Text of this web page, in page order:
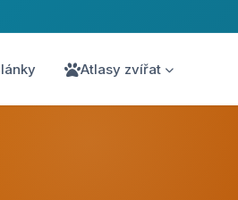
Atlasy zvířat